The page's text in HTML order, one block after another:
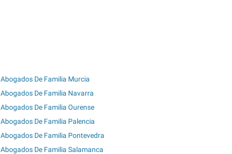
Abogados De Familia Murcia
Abogados De Familia Navarra
Abogados De Familia Ourense
Abogados De Familia Palencia
Abogados De Familia Pontevedra
Abogados De Familia Salamanca